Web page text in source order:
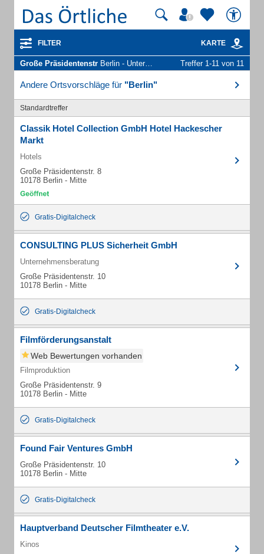
FILTER KARTE
Große Präsidentenstr Berlin - Unternehmen und Personen Treffer 1-11 von 11
Andere Ortsvorschläge für "Berlin"
Standardtreffer
Classik Hotel Collection GmbH Hotel Hackescher
Markt
Hotels
Große Präsidentenstr. 8
10178 Berlin - Mitte
Gratis-Digitalcheck
CONSULTING PLUS Sicherheit GmbH
Unternehmensberatung
Große Präsidentenstr. 10
10178 Berlin - Mitte
Gratis-Digitalcheck
Filmförderungsanstalt
Web Bewertungen vorhanden
Filmproduktion
Große Präsidentenstr. 9
10178 Berlin - Mitte
Gratis-Digitalcheck
Found Fair Ventures GmbH
Große Präsidentenstr. 10
10178 Berlin - Mitte
Gratis-Digitalcheck
Hauptverband Deutscher Filmtheater e.V.
Kinos